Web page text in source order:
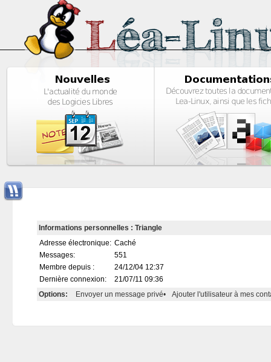
Informations personnelles : Triangle
Adresse électronique: Caché
Messages:
551
Membre depuis :
24/12/04 12:37
Dernière connexion:
21/07/11 09:36
Options:
Envoyer un message privé• Ajouter l'utilisateur à mes